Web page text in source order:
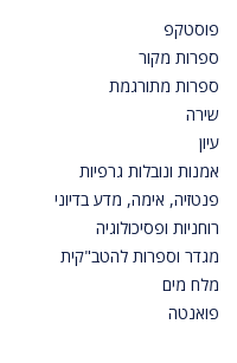
פוסטקפ
ספרות מקור
ספרות מתורגמת
שירה
עיון
אמנות ונובלות גרפיות
פנטזיה, אימה, מדע בדיוני
רוחניות ופסיכולוגיה
מגדר וספרות להטב"קית
מלח מים
פואנטה